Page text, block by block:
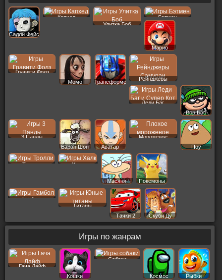
Салли Фейс
Капхед
Улитка Боб
Бэтмен
Марио
Гравити Фолз
Момо
Трансформеры
Рейнджеры
Леди Баг
Вор Боб
3 Панды
Баран Шон
Аватар
Мороженое
Поу
Тролли Халк
Масяня Покемоны
Гамбол
Титаны
Тачки 2
Скуби Ду
Игры по жанрам
Гача Лайф
Кошки
Собаки
Космос Рыбки